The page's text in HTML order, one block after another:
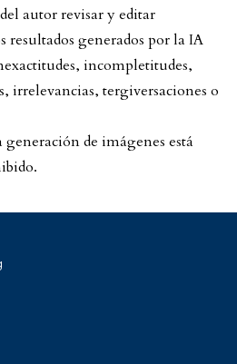
autor revisar y editar
resultados generados por la IA
incompletitudes,
irrelevancias, tergiversaciones o
generación de imágenes está